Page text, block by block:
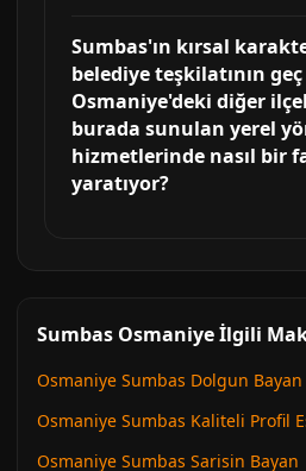
Sumbas'ın kırsal
belediye teşkilatının
Osmaniye'deki diğer
burada sunulan yerel
hizmetlerinde nasıl bir
yaratıyor?
Sumbas Osmaniye İlgili
Osmaniye Sumbas Dolgun Bayan
Osmaniye Sumbas Kaliteli Profil
Osmaniye Sumbas Sarisin Bayan